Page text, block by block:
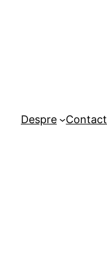
Despre Contact